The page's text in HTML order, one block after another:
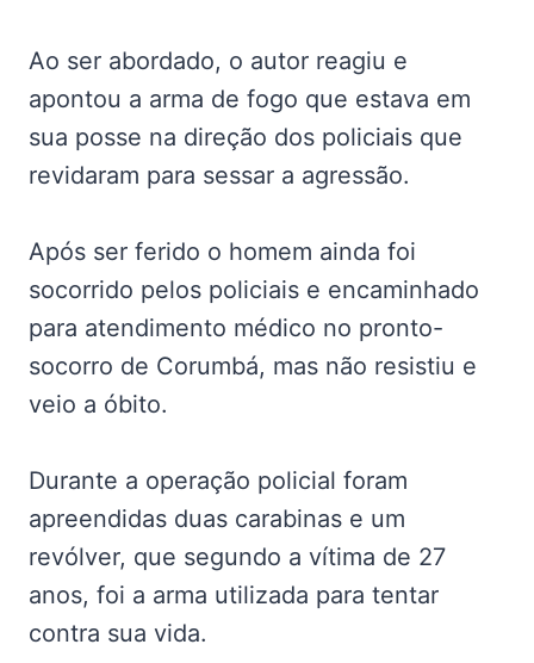
Ao ser abordado, o autor reagiu e
apontou a arma de fogo que estava em
sua posse na direção dos policiais que
revidaram para sessar a agressão.
Após ser ferido o homem ainda foi
socorrido pelos policiais e encaminhado
para atendimento médico no pronto-
socorro de Corumbá, mas não resistiu e
veio a óbito.
Durante a operação policial foram
apreendidas duas carabinas e um
revólver, que segundo a vítima de 27
anos, foi a arma utilizada para tentar
contra sua vida.